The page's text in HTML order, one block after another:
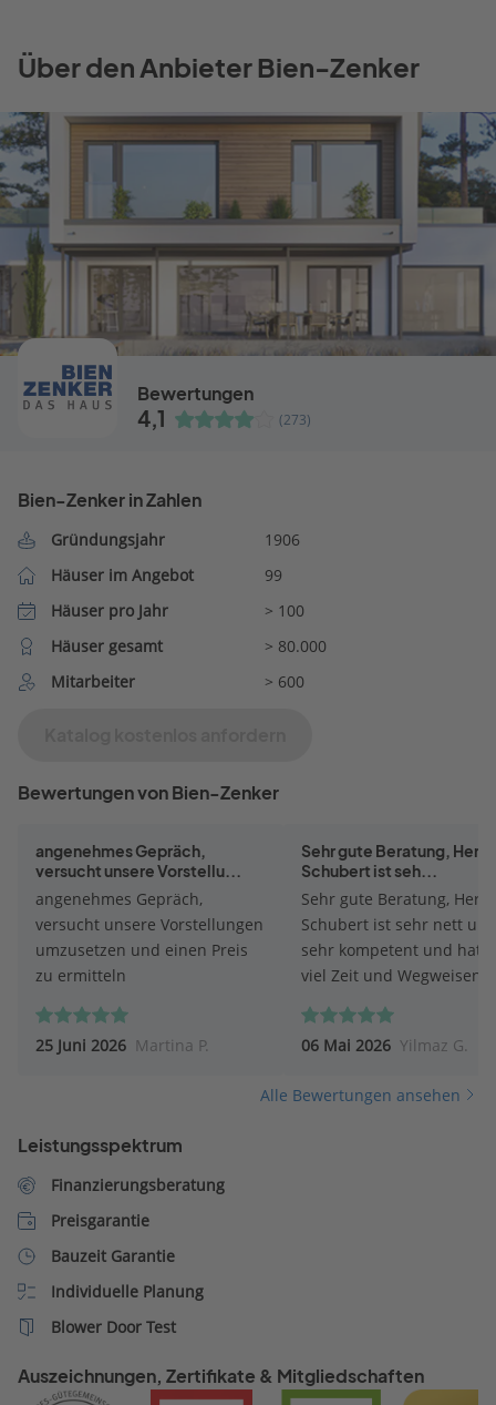
Über den Anbieter Bien-Zenker
Bewertungen
4,1 (273)
Bien-Zenker in Zahlen
Gründungsjahr
1906
Häuser im Angebot
99
Häuser pro Jahr
> 100
Häuser gesamt
> 80.000
Mitarbeiter
> 600
Bewertungen von Bien-Zenker
angenehmes Gepräch,
versucht unsere Vorstellu...
angenehmes Gepräch,
versucht unsere Vorstellungen
umzusetzen und einen Preis
zu ermitteln
25 Juni 2026 Martina P.
Sehr gute Beratung, Herr
Schubert ist seh...
Sehr gute Beratung, Herr
Schubert ist sehr nett und
sehr kompetent und hat
viel Zeit und Wegweisend
ganz andere Perspektive
eröffnet sehr zu Positiv.
mit Herrn Pit Schubert.
06 Mai 2026 Yilmaz G.
Alle Bewertungen ansehen
Leistungsspektrum
Finanzierungsberatung
Preisgarantie
Bauzeit Garantie
Individuelle Planung
Blower Door Test
Auszeichnungen, Zertifikate & Mitgliedschaften